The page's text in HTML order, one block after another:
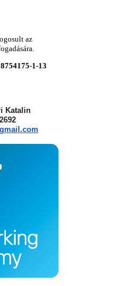
az
1-13
Katalin